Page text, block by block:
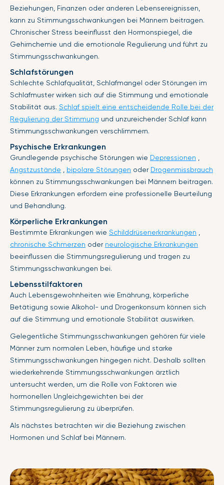
Beziehungen, Finanzen oder anderen Lebensereignissen,
kann zu Stimmungsschwankungen bei Männern beitragen.
Chronischer Stress beeinflusst den Hormonspiegel, die
Gehirnchemie und die emotionale Regulierung und führt zu
Stimmungsschwankungen.
Schlafstörungen
Schlechte Schlafqualität, Schlafmangel oder Störungen im
Schlafmuster wirken sich auf die Stimmung und emotionale
Stabilität aus. Schlaf spielt eine entscheidende Rolle bei der
Regulierung der Stimmung und unzureichender Schlaf kann
Stimmungsschwankungen verschlimmern.
Psychische Erkrankungen
Grundlegende psychische Störungen wie Depressionen
Angstzustände
bipolare Störungen oder Drogenmissbrauch
können zu Stimmungsschwankungen bei Männern beitragen.
Diese Erkrankungen erfordern eine professionelle Beurteilung
und Behandlung.
Körperliche Erkrankungen
Bestimmte Erkrankungen wie Schilddrüsenerkrankungen
chronische Schmerzen oder neurologische Erkrankungen
beeinflussen die Stimmungsregulierung und tragen zu
Stimmungsschwankungen bei.
Lebensstilfaktoren
Auch Lebensgewohnheiten wie Ernährung, körperliche
Betätigung sowie Alkohol- und Drogenkonsum können sich
auf die Stimmung und emotionale Stabilität auswirken.
Gelegentliche Stimmungsschwankungen gehören für viele
Männer zum normalen Leben, häufige und starke
Stimmungsschwankungen hingegen nicht. Deshalb sollten
wiederkehrende Stimmungsschwankungen ärztlich
untersucht werden, um die Rolle von Faktoren wie
hormonellen Ungleichgewichten bei der
Stimmungsregulierung zu überprüfen.
Als nächstes betrachten wir die Beziehung zwischen
Hormonen und Schlaf bei Männern.